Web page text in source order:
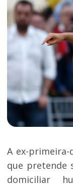
A ex-
que pretende
domiciliar